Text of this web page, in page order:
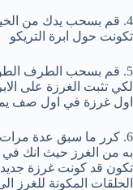
4. قم بسحب يدك من
تكونت حول ابرة التريكو
5. قم بسحب الطرف
لكي تثبت الغرزة على
اول غرزة في اول صف
6. كرر ما سبق عدة
به من الغرز حيث انك في
تكون قد كونت غرزة
الحلقات المكونة للغرز